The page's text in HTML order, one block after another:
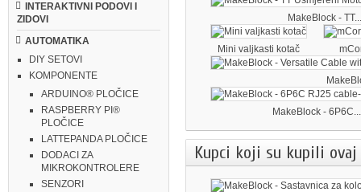
INTERAKTIVNI PODOVI I
ZIDOVI
AUTOMATIKA
DIY SETOVI
KOMPONENTE
ARDUINO® PLOČICE
RASPBERRY PI®
PLOČICE
LATTEPANDA PLOČICE
DODACI ZA
MIKROKONTROLERE
SENZORI
MakeBlock -
Mini valjkasti kotač
MakeBlock - 6P6C...
Kupci koji su kupili